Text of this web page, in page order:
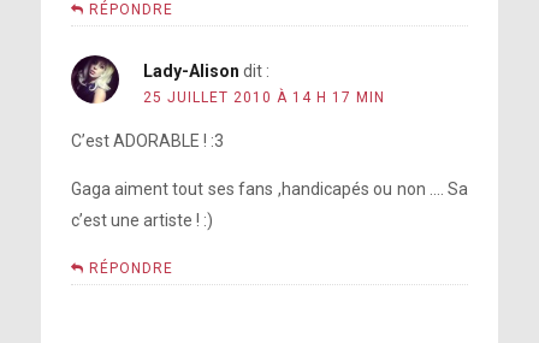
RÉPONDRE
Lady-Alison dit :
25 JUILLET 2010 À 14 H 17 MIN
C’est ADORABLE ! :3
Gaga aiment tout ses fans ,handicapés ou non …. Sa
c’est une artiste ! :)
RÉPONDRE